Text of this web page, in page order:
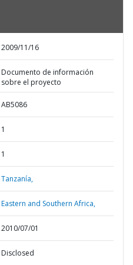
2009/11/16
Documento de información
sobre el proyecto
AB5086
1
1
Tanzanía,
Eastern and Southern Africa,
2010/07/01
Disclosed